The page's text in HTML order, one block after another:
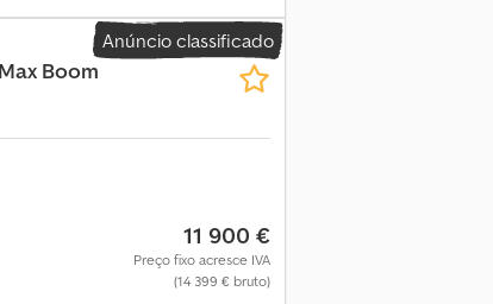
Anúncio classificado
Boom
11 900 €
Preço fixo acresce IVA
(14 399 € bruto)